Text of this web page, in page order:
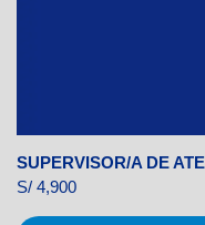
S/ 4,900